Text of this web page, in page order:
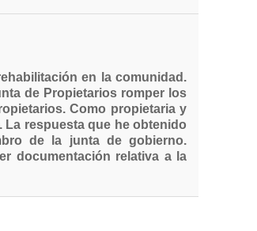
en la comunidad.
de Propietarios romper los
Como propietaria y
respuesta que he obtenido
de la junta de gobierno.
documentación relativa a la